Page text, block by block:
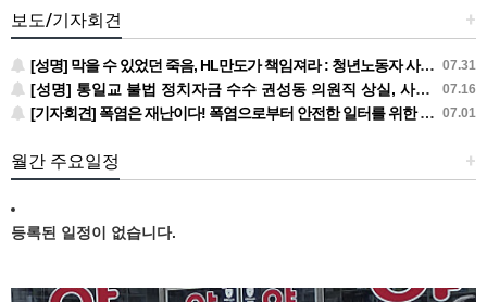
+
보도/기자회견
07.31
[성명] 막을 수 있었던 죽음, HL만도가 책임져라 : 청년노동자 사망사고의 철저한 진상규명과 재발방지 대책 마련하라
07.16
[성명] 통일교 불법 정치자금 수수 권성동 의원직 상실, 사필귀정이다
07.01
[기자회견] 폭염은 재난이다! 폭염으로부터 안전한 일터를 위한 민주노총 강원지역본부 폭염감시단 선포 기자회견
+
월간 주요일정
등록된 일정이 없습니다.